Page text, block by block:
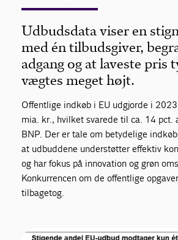
Udbudsdata viser en
med én tilbudsgiver,
adgang og at laveste pris
vægtes meget højt.
Offentlige indkøb i EU udgjorde i
mia. kr., hvilket svarede til ca. 14 pct.
BNP. Der er tale om betydelige
at udbuddene understøtter effektiv
og har fokus på innovation og grøn
Konkurrencen om de offentlige
tilbagetog.